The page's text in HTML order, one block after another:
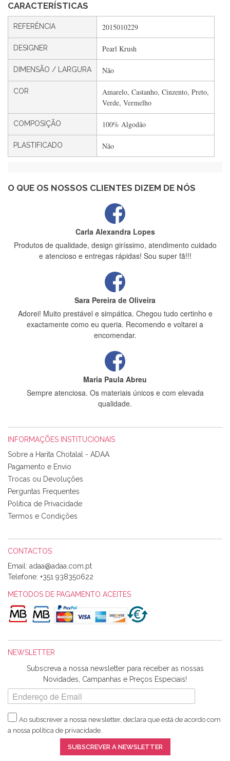
CARACTERÍSTICAS
REFERÊNCIA 2015010229
DESIGNER Pearl Krush
DIMENSÃO / LARGURA Não
COR
Amarelo, Castanho, Cinzento, Preto,
Verde, Vermelho
COMPOSIÇÃO 100% Algodão
PLASTIFICADO Não
O QUE OS NOSSOS CLIENTES DIZEM DE NÓS
Silvia André
Gostei ,Serviço bastante rápido. recomendo
Filipa Freire
Rápido, atendimento 5*. Hoje chegará a segunda encomenda
feita de muitas certamente❤️
estrelas
Carla Alexandra Lopes
Produtos de qualidade, design giríssimo, atendimento cuidado
e atencioso e entregas rápidas! Sou super fã!!!
Sara Pereira de Oliveira
Adorei! Muito prestável e simpática. Chegou tudo certinho e
exactamente como eu queria. Recomendo e voltarei a
encomendar.
Maria Paula Abreu
Sempre atenciosa. Os materiais únicos e com elevada
qualidade.
Tudo chegou em condições, pois os produtos vieram muito
bem acondicionados. Estou plenamente satisfeita com os
produtos adquiridos. Relativamente à bolsa, tem um tecido
com um padrão e cores muito bonitas e a execução está
perfeitíssima. Futuramente penso voltar a comprar na vossa
loja, têm excelentes artigos a um preço muito justo. A
Alexandra Morais
Olá boa Noite. Os meus tecidos chegaram hoje. Muito
obrigada pelo miminho que dá um jeitaço pras minhas linhas
de bordar e não sei o que pões nos tecidos, mas que cheiram
maravilhosamente ... cheiram! :) Muito Obrigada.
Harita a minha encomenda já chegou. :) Muito obrigada pela
rapidez no envio, pela qualidade dos materiais que me
enviaste e pela simpatia de sempre. :)
Catarina Amaro
5 estrelas. Gosto muito do serviço. A Harita Chotalal é muito
INFORMAÇÕES INSTITUCIONAIS
Sobre a Harita Chotalal - ADAA
Pagamento e Envio
Trocas ou Devoluções
Perguntas Frequentes
Política de Privacidade
Termos e Condições
CONTACTOS
Email:
Telefone: +351 938350622
MÉTODOS DE PAGAMENTO ACEITES
NEWSLETTER
Subscreva a nossa newsletter para receber as nossas
Novidades, Campanhas e Preços Especiais!
Ao subscrever a nossa newsletter, declara que está de acordo com
a nossa política de privacidade.
SUBSCREVER A NEWSLETTER